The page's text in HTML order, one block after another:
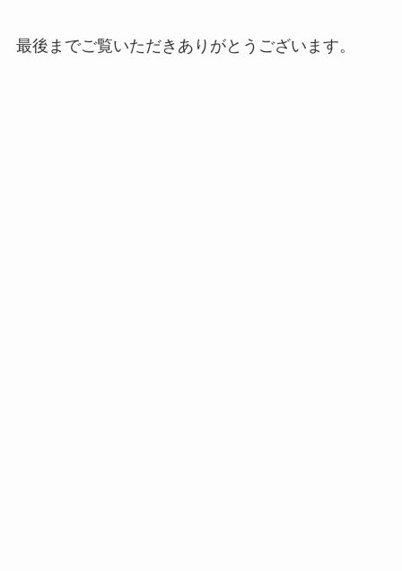
最後までご覧いただきありがとうございます。